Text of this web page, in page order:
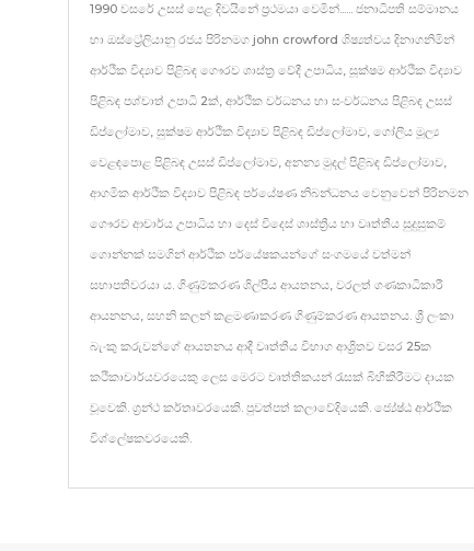
1990 වසරේ උසස් පෙළ දිවයිනේ ප්‍රථමයා වෙමින්...... ජනාධිපති සම්මානය
හා ඔස්ට්‍රේලියානු රජය පිරිනමග john crowford ශිෂ්‍යත්වය දිනාගනිමින්
ආර්ථික විද්‍යාව පිළිබඳ ගෞරව ශාස්ත්‍ර වේදී උපාධිය, සූක්ෂම ආර්ථික විද්‍යාව
පිළිබඳ පශ්චාත් උපාධි 2ක්, ආර්ථික වර්ධනය හා සංවර්ධනය පිළිබඳ උසස්
ඩිප්ලෝමාව, සුක්ෂම ආර්ථික විද්‍යාව පිළිබඳ ඩිප්ලෝමාව, ගෝලීය මූල්‍ය
වෙළඳපොළ පිළිබඳ උසස් ඩිප්ලෝමාව, අනන්‍ය මුදල් පිළිබඳ ඩිප්ලෝමාව,
ආගමික ආර්ථික විද්‍යාව පිළිබඳ පර්යේෂණ නිබන්ධනය වෙනුවෙන් පිරිනමන
ගෞරව ආචාර්ය උපාධිය හා දෙස් විදෙස් ශාස්ත්‍රීය හා වෘත්තීය සුදුසුකම්
ගොන්නක් සමගින් ආර්ථික පර්යේෂකයන්ගේ සංගමයේ වත්මන්
සභාපතිවරයා ය. ගිණුම්කරණ ශිල්පීය ආයතනය, වරලත් ගණකාධිකාරී
ආයනනය, සහනි කලන් කළමණාකරණ ගිණුම්කරණ ආයතනය. ශ්‍රී ලංකා
බැංකු කරුවන්ගේ ආයතනය ආදී වෘත්තීය විභාග ආශ්‍රිතව වසර 25ක
කථිකාචාර්යවරයෙකු ලෙස මෙරට වෘත්තිකයන් රැසක් බිහිකිරීමට දායක
වූවෙකි. ග්‍රන්ථ කර්තෘවරයෙකි. පුවත්පත් කලාවේදියෙකි. ජ්‍යේෂ්ඨ ආර්ථික
විශ්ලේෂකවරයෙකි.